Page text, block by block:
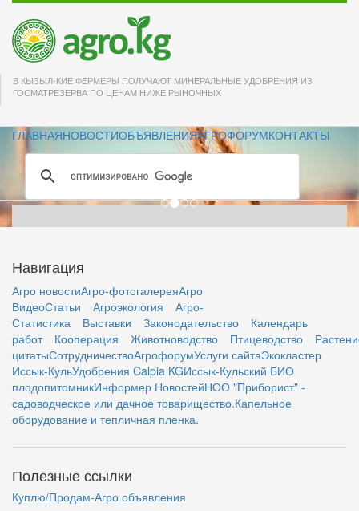
В КЫЗЫЛ-КИЕ ФЕРМЕРЫ ПОЛУЧАЮТ МИНЕРАЛЬНЫЕ УДОБРЕНИЯ ИЗ
ГОСМАТРЕЗЕРВА ПО ЦЕНАМ НИЖЕ РЫНОЧНЫХ
ГЛАВНАЯНОВОСТИОБЪЯВЛЕНИЯАГРОФОРУМКОНТАКТЫ
Друзья! Пусть успех
сопутствует всем
Вашим начинаниям
всегда и во всём!
Навигация
Агро новостиАгро-фотогалереяАгро
ВидеоСтатьи Агроэкология
Агро-
Статистика
Выставки Законодательство
Календарь
работ
Кооперация Животноводство Птицеводство
цитатыСотрудничествоАгрофорумУслуги сайтаЭкокластер
Иссык-КульУдобрения Calpia KGИссык-Кульский БИО
плодопитомникИнформер НовостейНОО "Приборист" -
садоводческое или дачное товарищество.Капельное
оборудование и тепличная пленка.
Полезные ссылки
Куплю/Продам-Агро объявления